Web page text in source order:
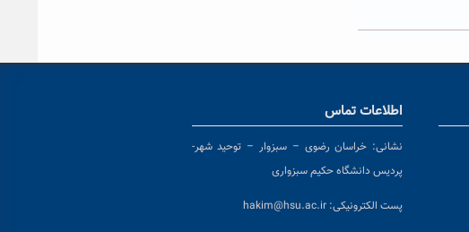
اطلاعات تماس
نشانی: خراسان رضوی – سبزوار – توحید شهر-
پردیس دانشگاه حکیم سبزواری
پست الکترونیکی: hakim@hsu.ac.ir